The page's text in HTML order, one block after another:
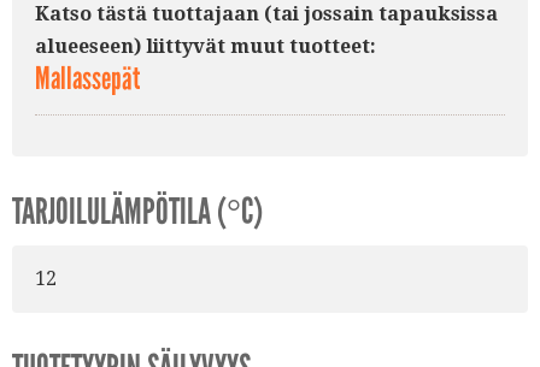
Katso tästä tuottajaan (tai jossain tapauksissa
alueeseen) liittyvät muut tuotteet:
Mallassepät
TARJOILULÄMPÖTILA (°C)
12